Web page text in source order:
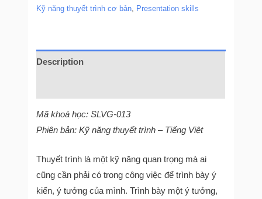
Kỹ năng thuyết trình cơ bản, Presentation skills
Description
Mã khoá học: SLVG-013
Phiên bản: Kỹ năng thuyết trình – Tiếng Việt
Thuyết trình là một kỹ năng quan trọng mà ai
cũng cần phải có trong công việc để trình bày ý
kiến, ý tưởng của mình. Trình bày một ý tưởng,